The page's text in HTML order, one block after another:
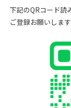
下記のQRコード読
ご登録お願いします